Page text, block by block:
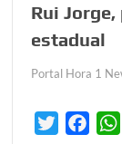
Rui
estadual
Portal Hora 1